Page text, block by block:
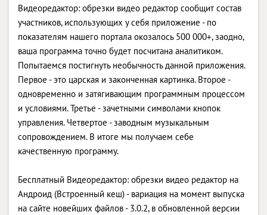
Видеоредактор: обрезки видео редактор сообщит состав
участников, использующих у себя приложение - по
показателям нашего портала окозалось 500 000+, заодно,
ваша программа точно будет посчитана аналитиком.
Попытаемся постигнуть необычность данной приложения.
Первое - это царская и законченная картинка. Второе -
одновременно и затягивающим программным процессом
и условиями. Третье - зачетными символами кнопок
управления. Четвертое - заводным музыкальным
сопровождением. В итоге мы получаем себе
качественную программу.
Бесплатный Видеоредактор: обрезки видео редактор на
Андроид (Встроенный кеш) - вариация на момент выпуска
на сайте новейших файлов - 3.0.2, в обновленной версии